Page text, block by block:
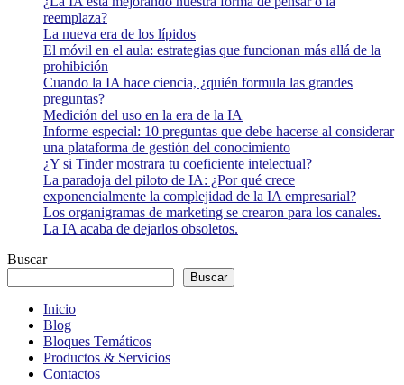
reemplaza?
La nueva era de los lípidos
El móvil en el aula: estrategias que funcionan más allá de la
prohibición
Cuando la IA hace ciencia, ¿quién formula las grandes
preguntas?
Medición del uso en la era de la IA
Informe especial: 10 preguntas que debe hacerse al considerar
una plataforma de gestión del conocimiento
¿Y si Tinder mostrara tu coeficiente intelectual?
La paradoja del piloto de IA: ¿Por qué crece
exponencialmente la complejidad de la IA empresarial?
Los organigramas de marketing se crearon para los canales.
La IA acaba de dejarlos obsoletos.
Buscar
Buscar
Inicio
Blog
Bloques Temáticos
Productos & Servicios
Contactos